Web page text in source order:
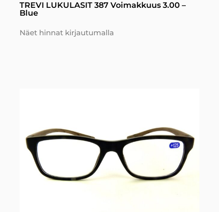
TREVI LUKULASIT 387 Voimakkuus 3.00 –
Blue
Näet hinnat kirjautumalla